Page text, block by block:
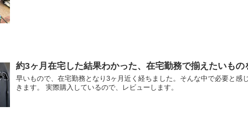
約3ヶ月在宅した結果わかった、在宅勤務で揃えたいもの
早いもので、在宅勤務となり3ヶ月近く経ちました。そんな中で必要と感
きます。 実際購入しているので、レビューします。